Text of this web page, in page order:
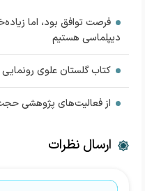
فرصت توافق بود، اما
دیپلماسی هستیم‌
کتاب گلستان علوی
از فعالیت‌های پژوهشی
ارسال نظرات